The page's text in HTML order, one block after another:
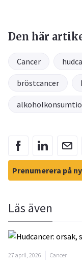
Den här
Cancer
bröstcancer
Prenumerera på
Läs även
27 april, 2026 Cancer